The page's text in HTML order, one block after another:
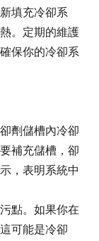
填充冷卻系
。定期的維護
保你的冷卻系
劑儲槽內冷卻
補充儲槽，卻
，表明系統中
點。如果你在
可能是冷卻